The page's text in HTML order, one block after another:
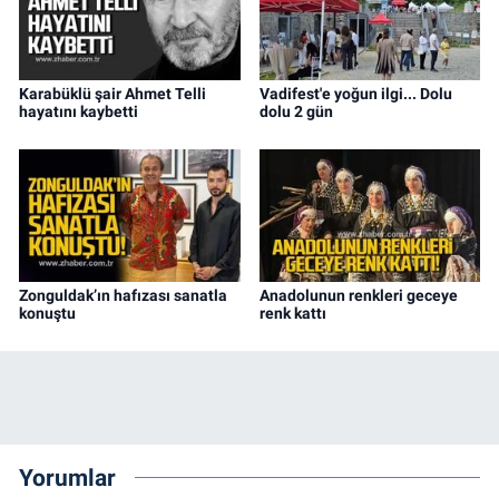
Karabüklü şair Ahmet Telli
hayatını kaybetti
Vadifest'e yoğun ilgi... Dolu
dolu 2 gün
Zonguldak’ın hafızası sanatla
konuştu
Anadolunun renkleri geceye
renk kattı
Yorumlar